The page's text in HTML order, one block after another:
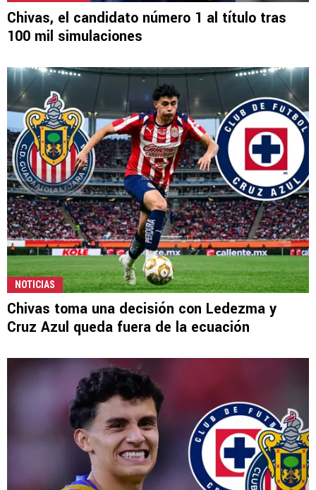
Chivas, el candidato número 1 al título tras
100 mil simulaciones
NOTICIAS
Chivas toma una decisión con Ledezma y
Cruz Azul queda fuera de la ecuación